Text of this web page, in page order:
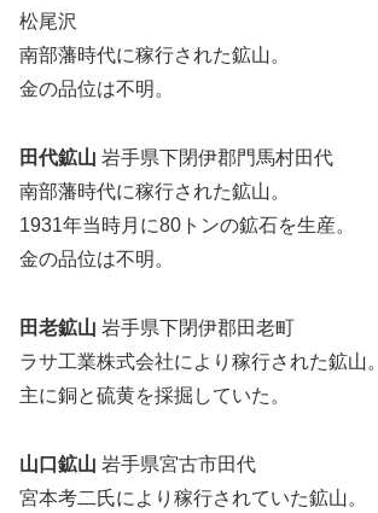
松尾沢
南部藩時代に稼行された鉱山。
金の品位は不明。
田代鉱山 岩手県下閉伊郡門馬村田代
南部藩時代に稼行された鉱山。
1931年当時月に80トンの鉱石を生産。
金の品位は不明。
田老鉱山 岩手県下閉伊郡田老町
ラサ工業株式会社により稼行された鉱山。
主に銅と硫黄を採掘していた。
山口鉱山 岩手県宮古市田代
宮本考二氏により稼行されていた鉱山。